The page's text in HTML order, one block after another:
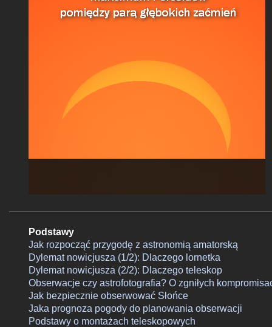
Podstawy
Jak rozpocząć przygodę z astronomią amatorską
Dylemat nowicjusza (1/2): Dlaczego lornetka
Dylemat nowicjusza (2/2): Dlaczego teleskop
Obserwacje czy astrofotografia? O zgniłych
Jak bezpiecznie obserwować Słońce
Jaka prognoza pogody do planowania obserwacji
Podstawy o montażach teleskopowych